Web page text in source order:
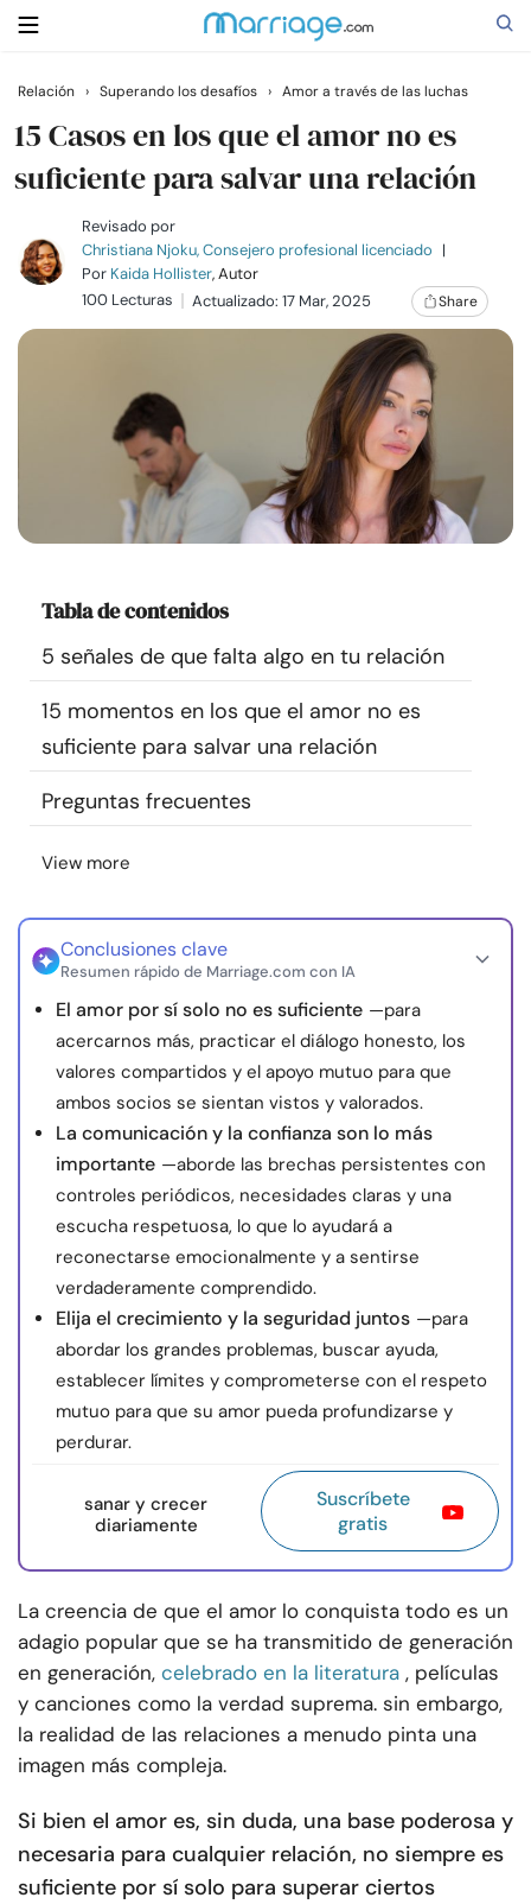
Buscar
Casarse
Relaciones
Familia
Comunidad
Encuentra un terapeuta
Idioma
Sobre nosotros
© Copyright 2026. Todos los derechos reservados.
Relación › Superando los desafíos › Amor a través de las luchas
15 Casos en los que el amor no es
suficiente para salvar una relación
Revisado por
Christiana Njoku, Consejero profesional licenciado |
Por Kaida Hollister, Autor
100 Lecturas
Actualizado: 17 Mar, 2025 Share
Tabla de contenidos
5 señales de que falta algo en tu relación
15 momentos en los que el amor no es
suficiente para salvar una relación
Preguntas frecuentes
View more
Conclusiones clave
Resumen rápido de Marriage.com con IA
El amor por sí solo no es suficiente —para
acercarnos más, practicar el diálogo honesto, los
valores compartidos y el apoyo mutuo para que
ambos socios se sientan vistos y valorados.
La comunicación y la confianza son lo más
importante —aborde las brechas persistentes con
controles periódicos, necesidades claras y una
escucha respetuosa, lo que lo ayudará a
reconectarse emocionalmente y a sentirse
verdaderamente comprendido.
Elija el crecimiento y la seguridad juntos —para
abordar los grandes problemas, buscar ayuda,
establecer límites y comprometerse con el respeto
mutuo para que su amor pueda profundizarse y
perdurar.
sanar y crecer
diariamente
Suscríbete
gratis
La creencia de que el amor lo conquista todo es un
adagio popular que se ha transmitido de generación
en generación, celebrado en la literatura , películas
y canciones como la verdad suprema. sin embargo,
la realidad de las relaciones a menudo pinta una
imagen más compleja.
Si bien el amor es, sin duda, una base poderosa y
necesaria para cualquier relación, no siempre es
suficiente por sí solo para superar ciertos